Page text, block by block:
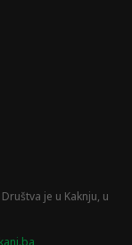
je u Kaknju, u